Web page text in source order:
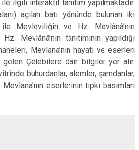
ilgili interaktif tanıtım yapılmaktadır.
açılan batı yönünde bulunan iki
Mevleviliğin ve Hz. Mevlânâ’nın
Mevlânâ’nın tanıtımının yapıldığı
Mevlana’nın hayatı ve eserleri
gelen Çelebilere dair bilgiler yer alır.
buhurdanlar, alemler, şamdanlar,
eserlerinin tıpkı basımları